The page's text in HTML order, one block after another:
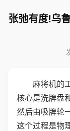
张弛有度!乌
麻将机的
核心是洗牌盘
然后由吸牌轮
这个过程是物